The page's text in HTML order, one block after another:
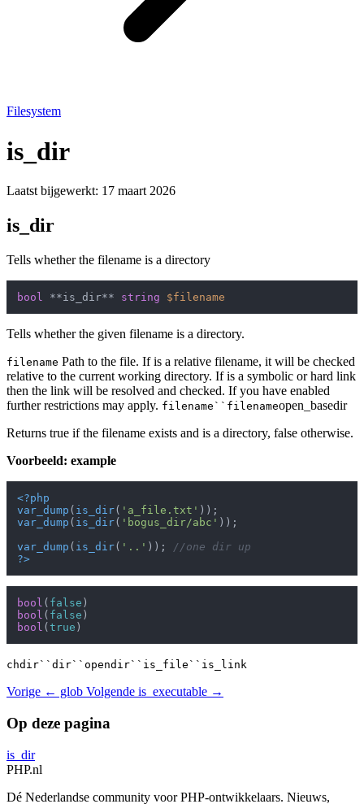
Filesystem
is_dir
Laatst bijgewerkt: 17 maart 2026
is_dir
Tells whether the filename is a directory
bool **is_dir** string $filename
Tells whether the given filename is a directory.
filename Path to the file. If is a relative filename, it will be checked
relative to the current working directory. If is a symbolic or hard link
then the link will be resolved and checked. If you have enabled
further restrictions may apply. filename``filenameopen_basedir
Returns true if the filename exists and is a directory, false otherwise.
Voorbeeld: example
<?php
var_dump ( is_dir( 'a_file.txt'
var_dump ( is_dir( 'bogus_dir/abc' ));
var_dump ( is_dir( '..' )); //one dir up
?>
bool ( false
bool ( false
bool ( true
chdir``dir``opendir``is_file``is_link
Vorige ← glob Volgende is_executable →
Op deze pagina
is_dir
PHP.nl
Dé Nederlandse community voor PHP-ontwikkelaars. Nieuws,